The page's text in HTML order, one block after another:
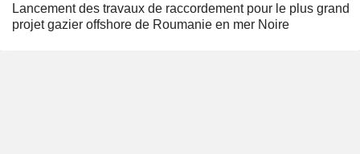
Lancement des travaux de raccordement pour le plus grand
projet gazier offshore de Roumanie en mer Noire